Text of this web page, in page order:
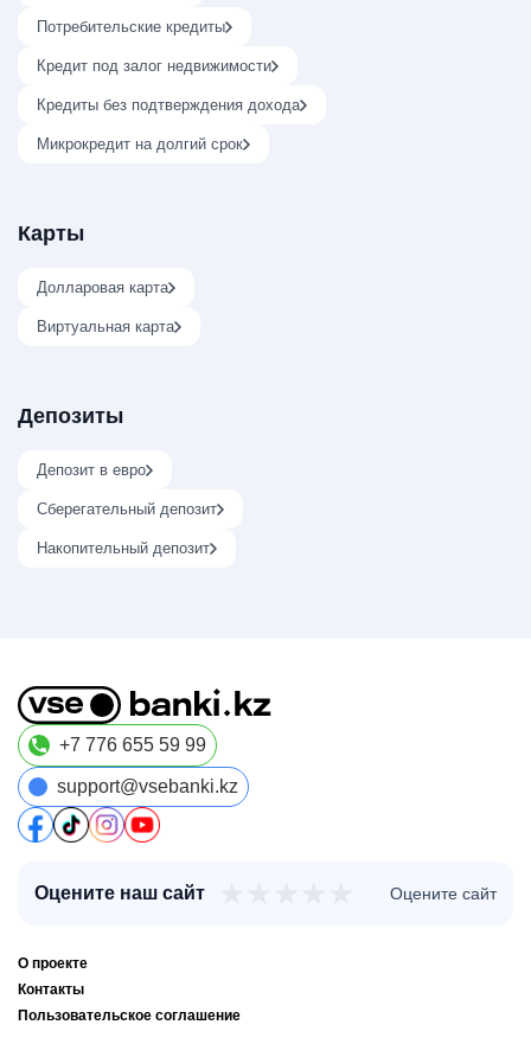
Потребительские кредиты
Кредит под залог недвижимости
Кредиты без подтверждения дохода
Микрокредит на долгий срок
Карты
Долларовая карта
Виртуальная карта
Депозиты
Депозит в евро
Сберегательный депозит
Накопительный депозит
+7 776 655 59 99
support@vsebanki.kz
Оцените наш сайт Оцените сайт
О проекте
Контакты
Пользовательское соглашение